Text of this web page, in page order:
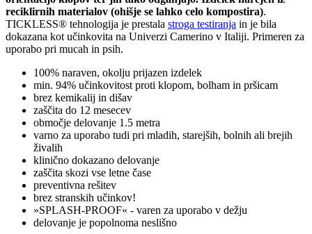
reciklirnih materialov (ohišje se lahko celo kompostira).
TICKLESS® tehnologija je prestala stroga testiranja in je bila
dokazana kot učinkovita na Univerzi Camerino v Italiji. Primeren za
uporabo pri mucah in psih.
100% naraven, okolju prijazen izdelek
min. 94% učinkovitost proti klopom, bolham in pršicam
brez kemikalij in dišav
zaščita do 12 mesecev
območje delovanje 1.5 metra
varno za uporabo tudi pri mladih, starejših, bolnih ali brejih
živalih
klinično dokazano delovanje
zaščita skozi vse letne čase
preventivna rešitev
brez stranskih učinkov!
»SPLASH-PROOF« - varen za uporabo v dežju
delovanje je popolnoma neslišno